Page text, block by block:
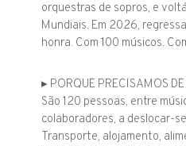
orquestras de sopros, e
Mundiais. Em 2026,
honra. Com 100 músicos.
▸ PORQUE PRECISAMOS
São 120 pessoas, entre
colaboradores, a deslocar-
Transporte, alojamento,